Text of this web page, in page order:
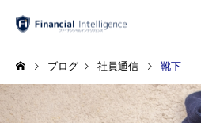
ブログ 社員通信 靴下